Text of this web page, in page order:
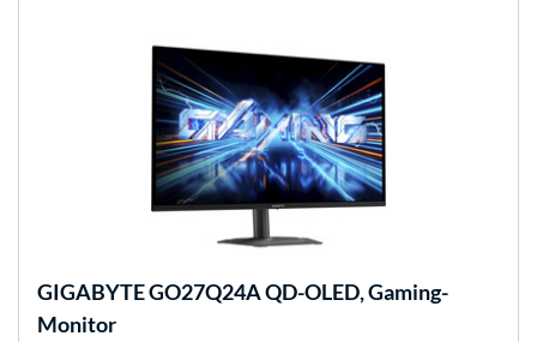
GIGABYTEGO27Q24A QD-OLED, Gaming-
Monitor